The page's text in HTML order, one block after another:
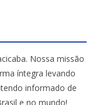
Nossa missão
íntegra levando
informado de
e no mundo!